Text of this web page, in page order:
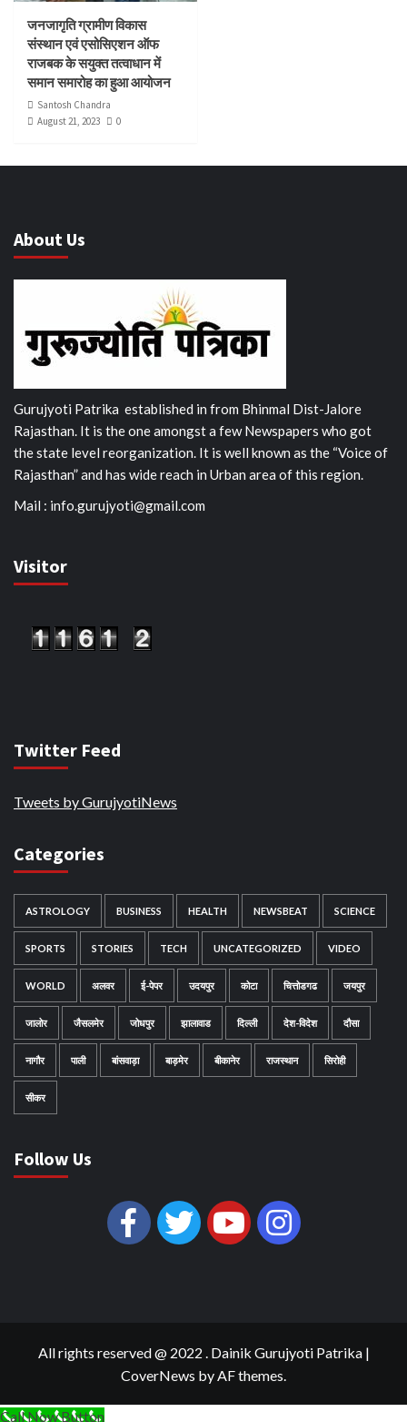
जनजागृति ग्रामीण विकास
संस्थान एवं एसोसिएशन ऑफ
राजबक के सयुक्त तत्वाधान में
समान समारोह का हुआ आयोजन
Santosh Chandra
August 21, 2023
0
About Us
Gurujyoti Patrika established in from Bhinmal Dist-Jalore
Rajasthan. It is the one amongst a few Newspapers who got
the state level reorganization. It is well known as the “Voice of
Rajasthan” and has wide reach in Urban area of this region.
Mail : info.gurujyoti@gmail.com
Visitor
Twitter Feed
Tweets by GurujyotiNews
Categories
ASTROLOGY BUSINESS HEALTH NEWSBEAT SCIENCE
SPORTS STORIES TECH UNCATEGORIZED VIDEO
WORLD अलवर ई-पेपर उदयपुर कोटा चित्तोडगढ जयपुर
जालोर जैसलमेर जोधपुर झालावाड दिल्ली देश-विदेश दौसा
नागौर पाली बांसवाड़ा बाड़मेर बीकानेर राजस्थान सिरोही
सीकर
Follow Us
All rights reserved @ 2022 . Dainik Gurujyoti Patrika |
CoverNews by AF themes.
Call Now Button